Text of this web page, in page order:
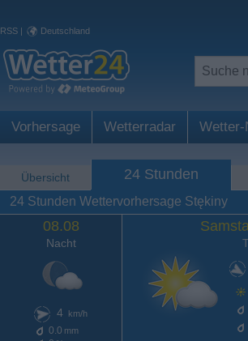
RSS | Deutschland
Vorhersage Wetterradar Wetter-
Übersicht 24 Stunden
24 Stunden Wettervorhersage Stękiny
08.08
Nacht
4 km/h
0.0 mm